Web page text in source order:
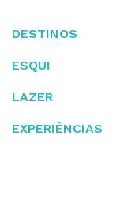
DESTINOS
ESQUI
LAZER
EXPERIÊNCIAS